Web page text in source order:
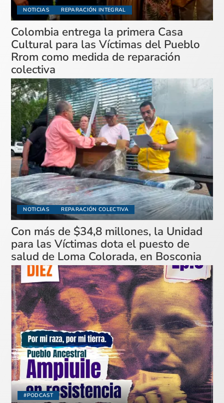
NOTICIAS REPARACIÓN INTEGRAL
Colombia entrega la primera Casa
Cultural para las Víctimas del Pueblo
Rrom como medida de reparación
colectiva
NOTICIAS REPARACIÓN COLECTIVA
Con más de $34,8 millones, la Unidad
para las Víctimas dota el puesto de
salud de Loma Colorada, en Bosconia
#PODCAST